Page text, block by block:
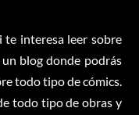
te interesa leer sobre
blog donde podrás
todo tipo de cómics.
todo tipo de obras y